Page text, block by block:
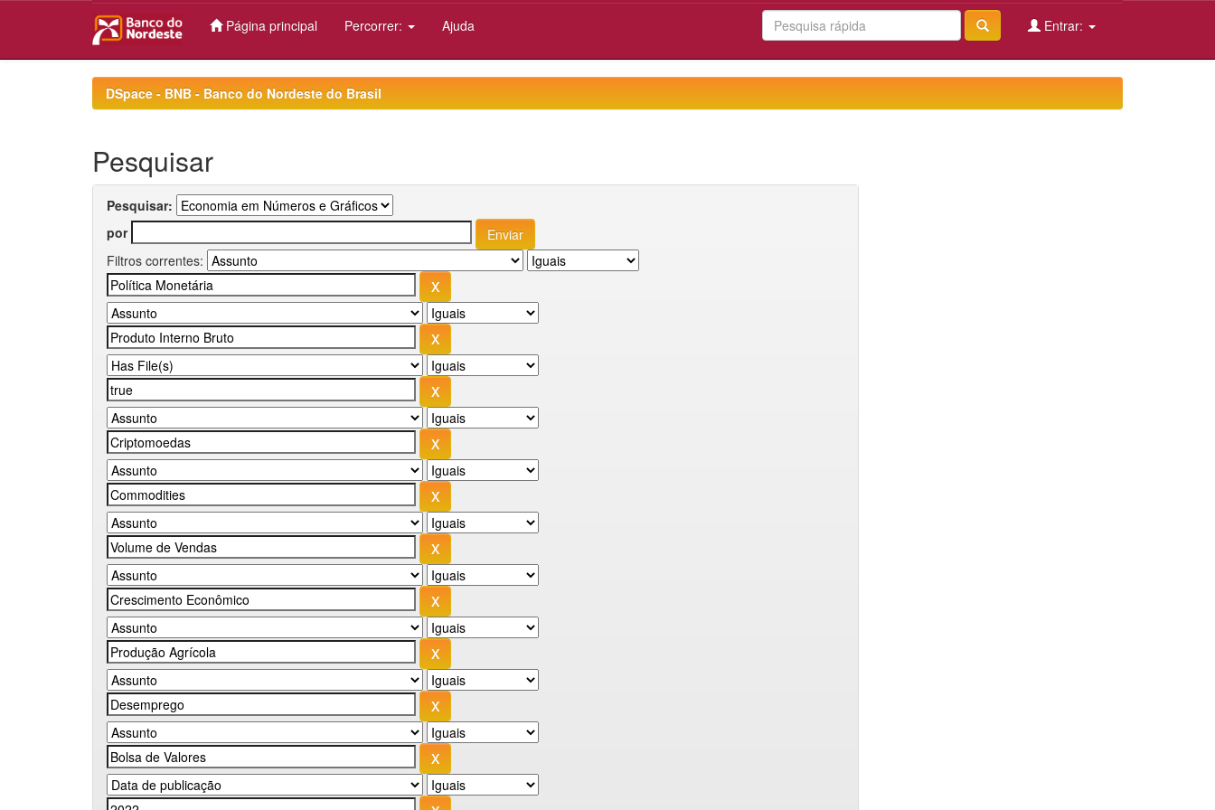
Página principal Percorrer: Ajuda Entrar:
DSpace - BNB - Banco do Nordeste do Brasil
Pesquisar
Pesquisar:
por
Filtros correntes: